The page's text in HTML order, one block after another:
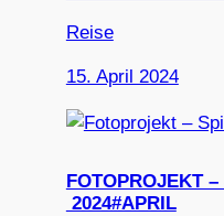
Reise
15. April 2024
FOTOPROJEKT
2024#APRIL